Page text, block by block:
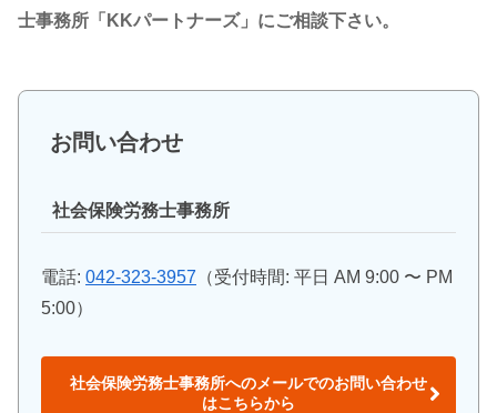
士事務所「KKパートナーズ」にご相談下さい。
お問い合わせ
社会保険労務士事務所
電話: 042-323-3957 （受付時間: 平日 AM 9:00 〜 PM
5:00）
社会保険労務士事務所へのメールでのお問い合わせ
はこちらから